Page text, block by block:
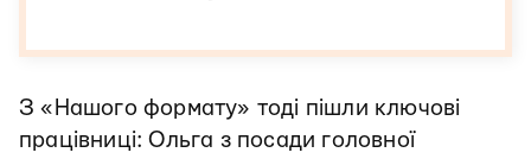
З «Нашого формату» тоді пішли ключові
працівниці: Ольга з посади головної